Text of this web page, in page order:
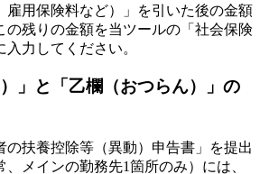
雇用保険料など）」を引いた後の金額
の残りの金額を当ツールの「社会保険
力してください。
」と「乙欄（おつらん）」の
の扶養控除等（異動）申告書」を提出
、メインの勤務先1箇所のみ）には、